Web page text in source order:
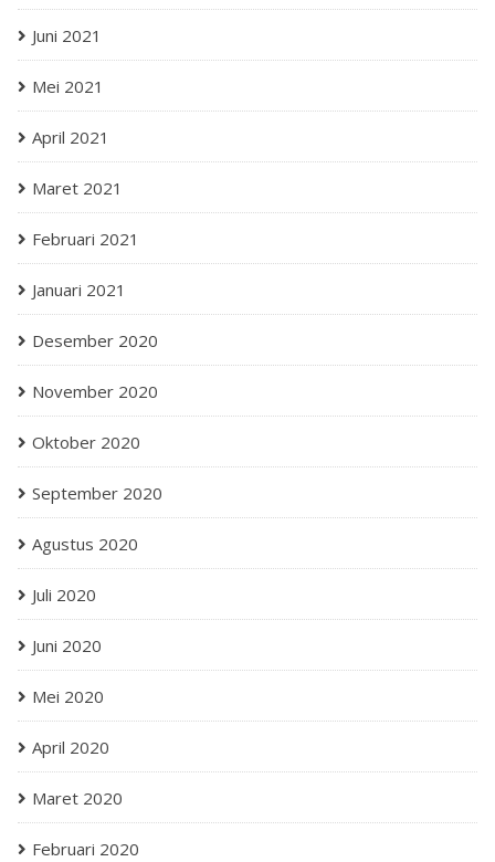
Juni 2021
Mei 2021
April 2021
Maret 2021
Februari 2021
Januari 2021
Desember 2020
November 2020
Oktober 2020
September 2020
Agustus 2020
Juli 2020
Juni 2020
Mei 2020
April 2020
Maret 2020
Februari 2020